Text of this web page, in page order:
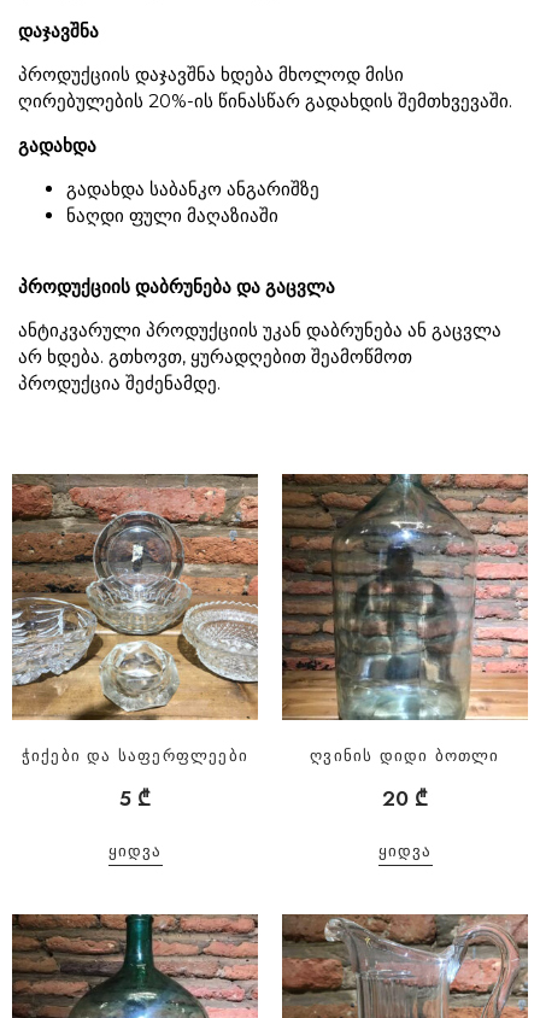
დაჯავშნა
პროდუქციის დაჯავშნა ხდება მხოლოდ მისი
ღირებულების 20%-ის წინასწარ გადახდის შემთხვევაში.
გადახდა
გადახდა საბანკო ანგარიშზე
ნაღდი ფული მაღაზიაში
პროდუქციის დაბრუნება და გაცვლა
ანტიკვარული პროდუქციის უკან დაბრუნება ან გაცვლა
არ ხდება. გთხოვთ, ყურადღებით შეამოწმოთ
პროდუქცია შეძენამდე.
ჭიქები და საფერფლეები
5 ₾
ᲧᲘᲓᲕᲐ
ღვინის დიდი ბოთლი
20 ₾
ᲧᲘᲓᲕᲐ